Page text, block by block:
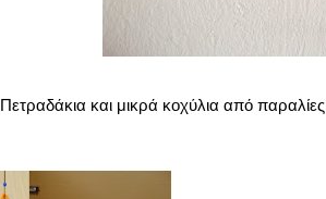
Πετραδάκια και μικρά κοχύλια από παραλίες